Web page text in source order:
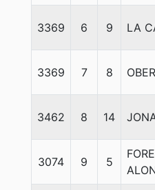
3369 6 9 LA
3369 7 8
3462 8 14
3074 9 5